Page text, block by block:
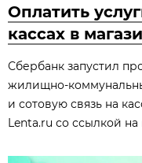
Оплатить
кассах в
Сбербанк запустил
жилищно-
и сотовую связь на
Lenta.ru со ссылкой